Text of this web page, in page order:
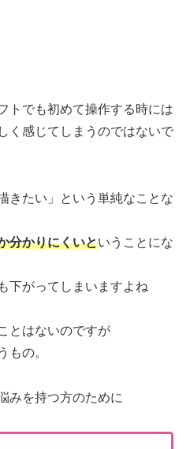
トでも初めて操作する時には
く感じてしまうのではないで
きたい」という単純なことな
分かりにくいということにな
下がってしまいますよね
とはないのですが
もの。
みを持つ方のために